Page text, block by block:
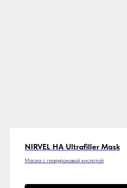
NIRVEL HA Ultrafiller Mask
Маска с гиалуроновой кислотой